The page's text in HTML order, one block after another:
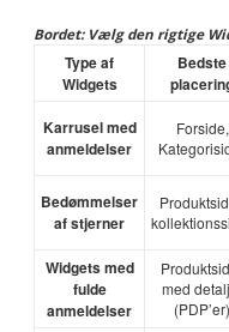
Bordet: Vælg den rigtige
Type af
Widgets
Bedste
Karrusel med
anmeldelser
Forside,
Bedømmelser
af stjerner
Widgets med
fulde
anmeldelser
med
(PDP’er)